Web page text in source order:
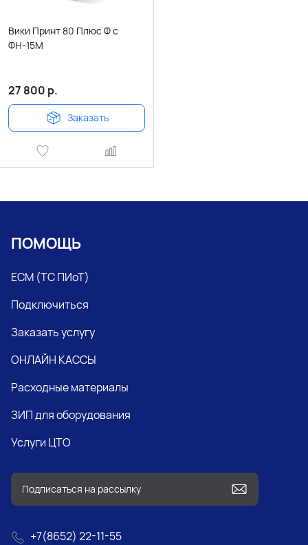
Вики Принт 80 Плюс Ф с
ФН-15М
27 800 р.
Заказать
ПОМОЩЬ
ЕСМ (ТС ПИоТ)
Подключиться
Заказать услугу
ОНЛАЙН КАССЫ
Расходные материалы
ЗИП для оборудования
Услуги ЦТО
+7(8652) 22-11-55